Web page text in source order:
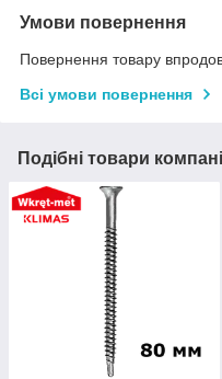
Умови повернення
Повернення товару
Всі умови повернення
Подібні товари